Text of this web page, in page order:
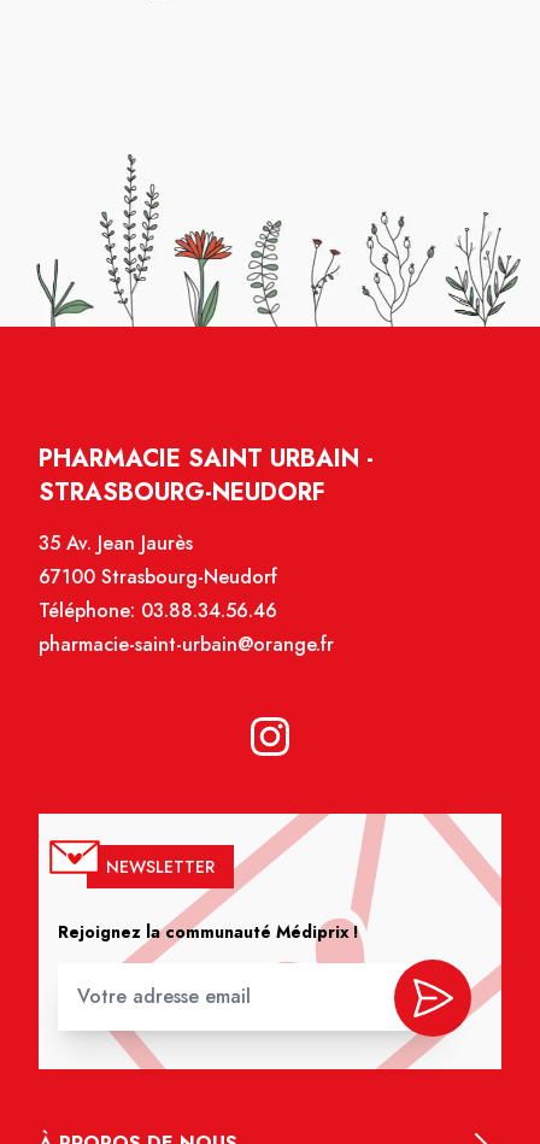
PHARMACIE SAINT URBAIN -
STRASBOURG-NEUDORF
35 Av. Jean Jaurès
67100 Strasbourg-Neudorf
Téléphone: 03.88.34.56.46
pharmacie-saint-urbain@orange.fr
NEWSLETTER
Rejoignez la communauté Médiprix !